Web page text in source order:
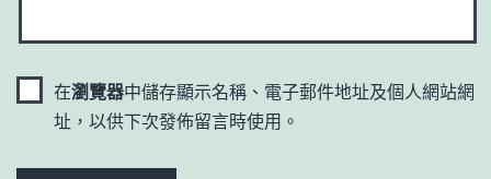
在瀏覽器中儲存顯示名稱、電子郵件地址及個人網站網
址，以供下次發佈留言時使用。